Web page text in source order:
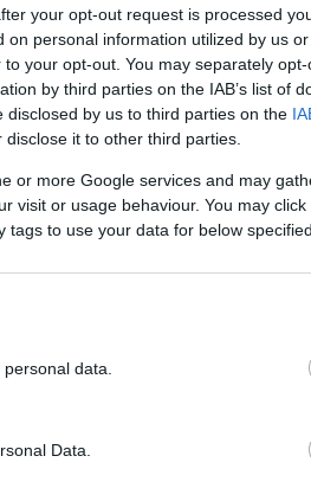
your opt-out request is processed
personal information utilized by us
your opt-out. You may separately
by third parties on the IAB’s list of
by us to third parties on the
it to other third parties.
or more Google services and may
visit or usage behaviour. You may
to use your data for below
data.
Data.